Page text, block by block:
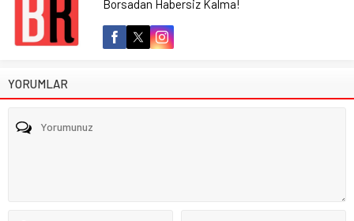
Borsadan Habersiz Kalma!
YORUMLAR